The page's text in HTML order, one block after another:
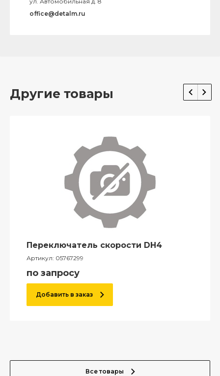
office@detalm.ru
Другие товары
Переключатель скорости DH4
Артикул: 05767299
по запросу
Добавить в заказ
Все товары